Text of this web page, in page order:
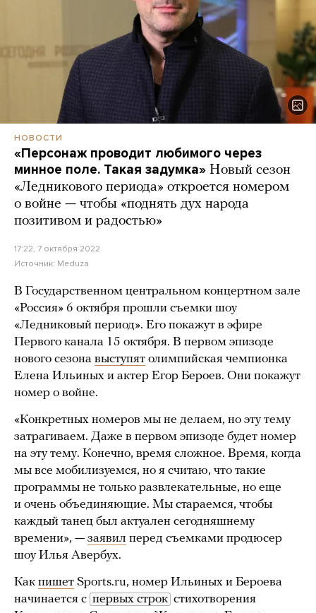
НОВОСТИ
«Персонаж проводит любимого через
минное поле. Такая задумка» Новый сезон
«Ледникового периода» откроется номером
о войне — чтобы «поднять дух народа
позитивом и радостью»
17:22, 7 октября 2022
Источник: Meduza
В Государственном центральном концертном зале
«Россия» 6 октября прошли съемки шоу
«Ледниковый период». Его покажут в эфире
Первого канала 15 октября. В первом эпизоде
нового сезона выступят олимпийская чемпионка
Елена Ильиных и актер Егор Бероев. Они покажут
номер о войне.
«Конкретных номеров мы не делаем, но эту тему
затрагиваем. Даже в первом эпизоде будет номер
на эту тему. Конечно, время сложное. Время, когда
мы все мобилизуемся, но я считаю, что такие
программы не только развлекательные, но еще
и очень объединяющие. Мы стараемся, чтобы
каждый танец был актуален сегодняшнему
времени», — заявил перед съемками продюсер
шоу Илья Авербух.
Как пишет Sports.ru, номер Ильиных и Бероева
начинается с первых строк стихотворения